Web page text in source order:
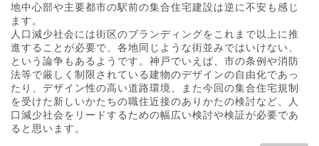
地中心部や主要都市の駅前の集合住宅建設は逆に不安も感じ
ます。
人口減少社会には街区のブランディングをこれまで以上に推
進することが必要で、各地同じような街並みではいけない、
という論争もあるようです。神戸でいえば、市の条例や消防
法等で厳しく制限されている建物のデザインの自由化であっ
たり、デザイン性の高い道路環境、また今回の集合住宅規制
を受けた新しいかたちの職住近接のありかたの検討など、人
口減少社会をリードするための幅広い検討や検証が必要であ
ると思います。